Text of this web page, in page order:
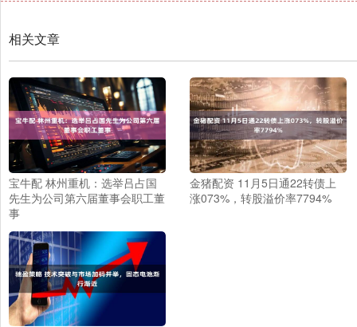
相关文章
宝牛配 林州重机：选举吕占国
先生为公司第六届董事会职工董
事
金猪配资 11月5日通22转债上
涨073%，转股溢价率7794%